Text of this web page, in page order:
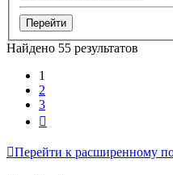
Найдено 55 результатов
1
2
3
Перейти к расширенному